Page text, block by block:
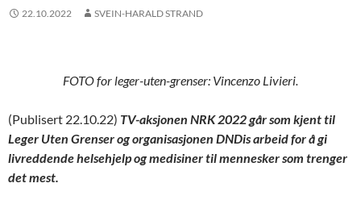
22.10.2022 SVEIN-HARALD STRAND
FOTO for leger-uten-grenser: Vincenzo Livieri.
(Publisert 22.10.22) TV-aksjonen NRK 2022 går som kjent til
Leger Uten Grenser og organisasjonen DNDis arbeid for å gi
livreddende helsehjelp og medisiner til mennesker som trenger
det mest.